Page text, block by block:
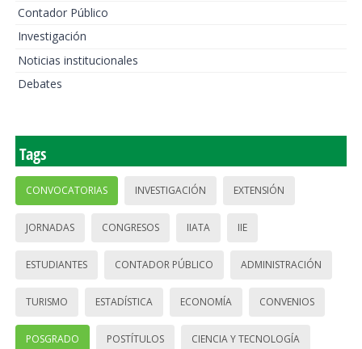
Contador Público
Investigación
Noticias institucionales
Debates
Tags
CONVOCATORIAS INVESTIGACIÓN EXTENSIÓN
JORNADAS CONGRESOS IIATA IIE
ESTUDIANTES CONTADOR PÚBLICO ADMINISTRACIÓN
TURISMO ESTADÍSTICA ECONOMÍA CONVENIOS
POSGRADO POSTÍTULOS CIENCIA Y TECNOLOGÍA